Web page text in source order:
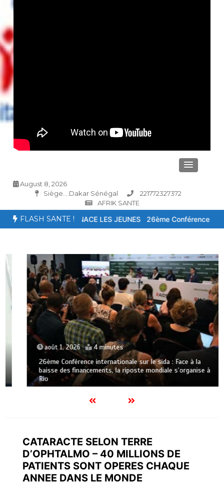
August 8, 2026
Siège....Dakar Sénégal
221772327372
AFRIK SANTE
FLASH SANTE !
LES JEUNES 26ème Conférence internationale sur le sida :
août 1, 2026 4 minutes
26ème Conférence internationale sur le sida : Face à la
baisse des financements, la riposte mondiale s’organise à
Rio
CATARACTE SELON TERRE
D’OPHTALMO – 40 MILLIONS DE
PATIENTS SONT OPERES CHAQUE
ANNEE DANS LE MONDE